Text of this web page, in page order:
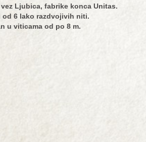
Ljubica, fabrike konca Unitas.
od 6 lako razdvojivih niti.
u viticama od po 8 m.